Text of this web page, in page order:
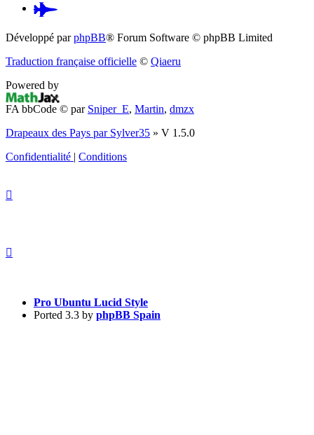
Pardus.at
(S’ouvre
nouvel
Développé parphpBB® Forum Software © phpBB Limited
Traduction française officielle © Qiaeru
Powered by
FA bbCode © par Sniper_E, Martin, dmzx
Drapeaux des Pays par Sylver35 » V 1.5.0
Confidentialité
Conditions
Pro Ubuntu Lucid Style
Ported 3.3 by phpBB Spain